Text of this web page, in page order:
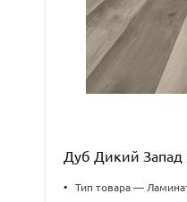
Дуб Дикий Запад
• Тип товара —